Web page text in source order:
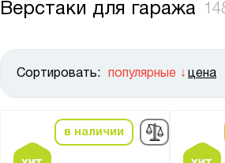
Верстаки для гаража
Сортировать: популярные цена
в наличии
Высота, мм: